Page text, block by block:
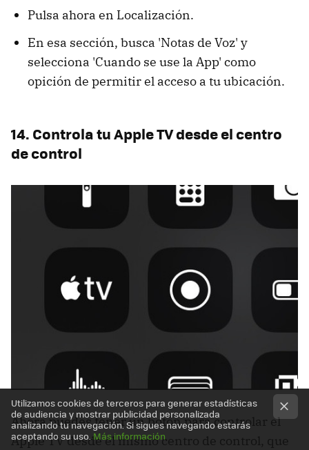
Pulsa ahora en Localización.
En esa sección, busca 'Notas de Voz' y
selecciona 'Cuando se use la App' como
opición de permitir el acceso a tu ubicación.
14. Controla tu Apple TV desde el centro
de control
Ahora puedes tener un botón para controlar el
Apple TV desde el mismo centro de control, que
Utilizamos cookies de terceros para generar estadísticas
de audiencia y mostrar publicidad personalizada
analizando tu navegación. Si sigues navegando estarás
aceptando su uso.Más información